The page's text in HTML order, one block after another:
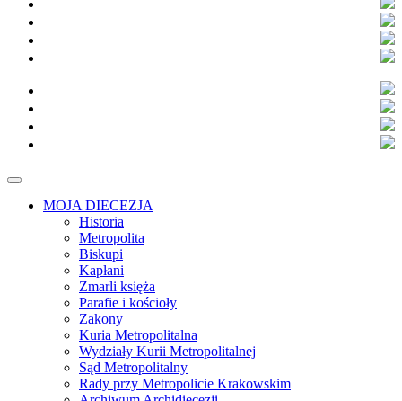
MOJA DIECEZJA
Historia
Metropolita
Biskupi
Kapłani
Zmarli księża
Parafie i kościoły
Zakony
Kuria Metropolitalna
Wydziały Kurii Metropolitalnej
Sąd Metropolitalny
Rady przy Metropolicie Krakowskim